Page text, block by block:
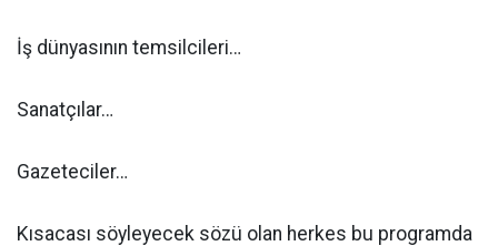
İş dünyasının temsilcileri…
Sanatçılar…
Gazeteciler…
Kısacası söyleyecek sözü olan herkes bu programda